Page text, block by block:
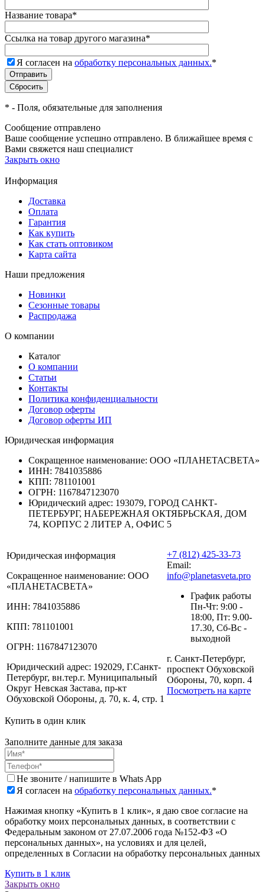
Название товара*
Ссылка на товар другого магазина*
Я согласен на обработку персональных данных.*
* - Поля, обязательные для заполнения
Сообщение отправлено
Ваше сообщение успешно отправлено. В ближайшее время с
Вами свяжется наш специалист
Закрыть окно
Информация
Доставка
Оплата
Гарантия
Как купить
Как стать оптовиком
Карта сайта
Наши предложения
Новинки
Сезонные товары
Распродажа
О компании
Каталог
О компании
Статьи
Контакты
Политика конфиденциальности
Договор оферты
Договор оферты ИП
Юридическая информация
Сокращенное наименование: ООО «ПЛАНЕТАСВЕТА»
ИНН: 7841035886
КПП: 781101001
ОГРН: 1167847123070
Юридический адрес: 193079, ГОРОД САНКТ-
ПЕТЕРБУРГ, НАБЕРЕЖНАЯ ОКТЯБРЬСКАЯ, ДОМ
74, КОРПУС 2 ЛИТЕР А, ОФИС 5
Юридическая информация
Сокращенное наименование: ООО
«ПЛАНЕТАСВЕТА»
ИНН: 7841035886
КПП: 781101001
ОГРН: 1167847123070
Юридический адрес: 192029, Г.Санкт-
Петербург, вн.тер.г. Муниципальный
Округ Невская Застава, пр-кт
Обуховской Обороны, д. 70, к. 4, стр. 1
+7 (812) 425-33-73
Email:
info@planetasveta.pro
График работы
Пн-Чт: 9:00 -
18:00, Пт: 9.00-
17.30, Сб-Вс -
выходной
г. Санкт-Петербург,
проспект Обуховской
Обороны, 70, корп. 4
Посмотреть на карте
Купить в один клик
Заполните данные для заказа
Не звоните / напишите в Whats App
Я согласен на обработку персональных данных.*
Нажимая кнопку «Купить в 1 клик», я даю свое согласие на
обработку моих персональных данных, в соответствии с
Федеральным законом от 27.07.2006 года №152-ФЗ «О
персональных данных», на условиях и для целей,
определенных в Согласии на обработку персональных данных
Купить в 1 клик
Закрыть окно